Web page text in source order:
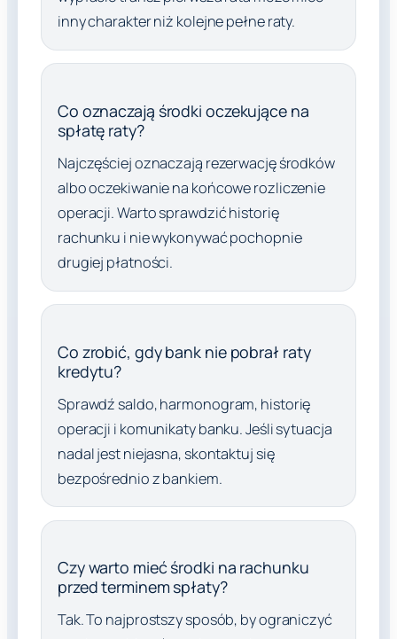
inny charakter niż kolejne pełne raty.
Co oznaczają środki oczekujące na
spłatę raty?
Najczęściej oznaczają rezerwację środków
albo oczekiwanie na końcowe rozliczenie
operacji. Warto sprawdzić historię
rachunku i nie wykonywać pochopnie
drugiej płatności.
Co zrobić, gdy bank nie pobrał raty
kredytu?
Sprawdź saldo, harmonogram, historię
operacji i komunikaty banku. Jeśli sytuacja
nadal jest niejasna, skontaktuj się
bezpośrednio z bankiem.
Czy warto mieć środki na rachunku
przed terminem spłaty?
Tak. To najprostszy sposób, by ograniczyć